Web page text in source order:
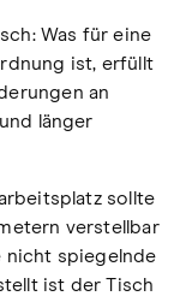
Was für eine
ist, erfüllt
an
länger
sollte
verstellbar
nicht spiegelnde
ist der Tisch